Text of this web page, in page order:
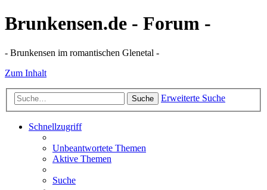
Brunkensen.de - Forum -
- Brunkensen im romantischen Glenetal -
Zum Inhalt
Suche Erweiterte Suche
Schnellzugriff
Unbeantwortete Themen
Aktive Themen
Suche